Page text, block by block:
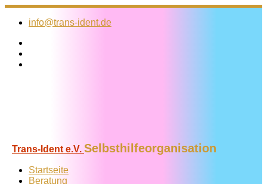
Zum
Inhalt
info@trans-ident.de
Trans-Ident e.V. Selbsthilfeorganisation
Startseite
Beratung